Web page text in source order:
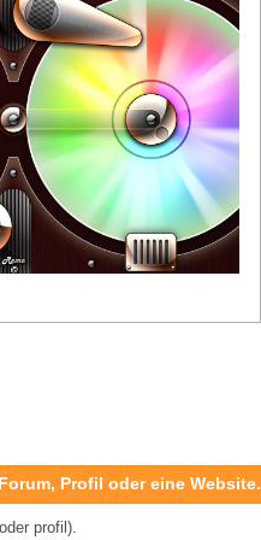
Profil oder eine Website.
profil).